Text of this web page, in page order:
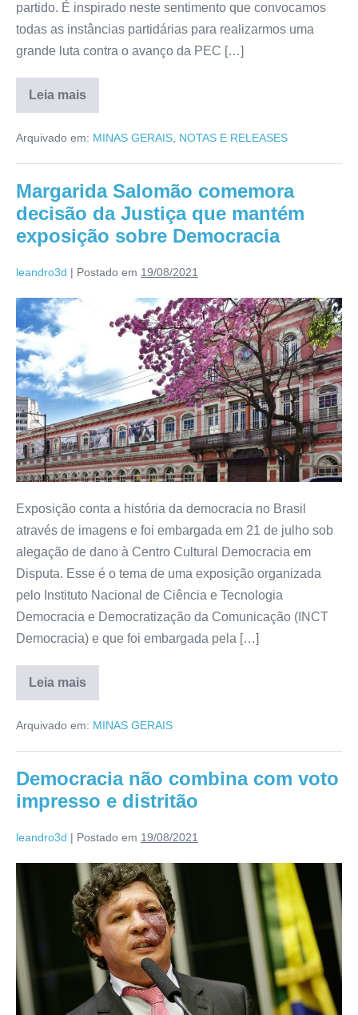
partido. É inspirado neste sentimento que convocamos
todas as instâncias partidárias para realizarmos uma
grande luta contra o avanço da PEC […]
Leia mais
Arquivado em: MINAS GERAIS, NOTAS E RELEASES
Margarida Salomão comemora
decisão da Justiça que mantém
exposição sobre Democracia
leandro3d | Postado em 19/08/2021
Exposição conta a história da democracia no Brasil
através de imagens e foi embargada em 21 de julho sob
alegação de dano à Centro Cultural Democracia em
Disputa. Esse é o tema de uma exposição organizada
pelo Instituto Nacional de Ciência e Tecnologia
Democracia e Democratização da Comunicação (INCT
Democracia) e que foi embargada pela […]
Leia mais
Arquivado em: MINAS GERAIS
Democracia não combina com voto
impresso e distritão
leandro3d | Postado em 19/08/2021